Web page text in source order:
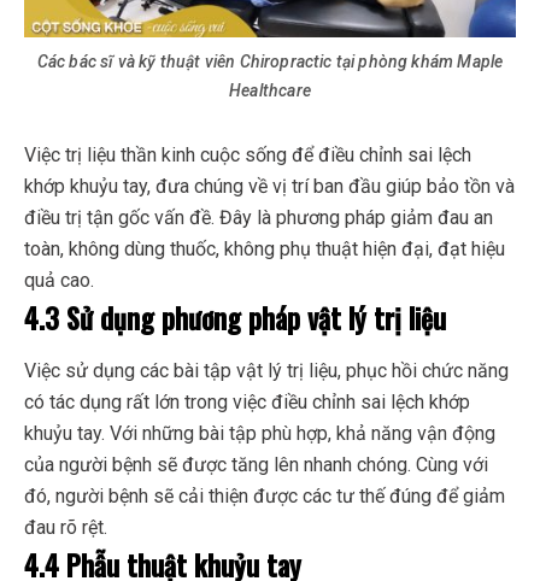
Các bác sĩ và kỹ thuật viên Chiropractic tại phòng khám Maple
Healthcare
Việc trị liệu thần kinh cuộc sống để điều chỉnh sai lệch
khớp khuỷu tay, đưa chúng về vị trí ban đầu giúp bảo tồn và
điều trị tận gốc vấn đề. Đây là phương pháp giảm đau an
toàn, không dùng thuốc, không phụ thuật hiện đại, đạt hiệu
quả cao.
4.3 Sử dụng phương pháp vật lý trị liệu
Việc sử dụng các bài tập vật lý trị liệu, phục hồi chức năng
có tác dụng rất lớn trong việc điều chỉnh sai lệch khớp
khuỷu tay. Với những bài tập phù hợp, khả năng vận động
của người bệnh sẽ được tăng lên nhanh chóng. Cùng với
đó, người bệnh sẽ cải thiện được các tư thế đúng để giảm
đau rõ rệt.
4.4 Phẫu thuật khuỷu tay